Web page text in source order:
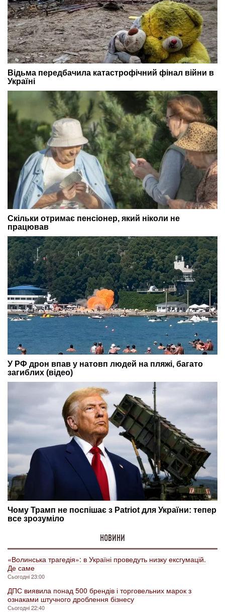
НОВИНИ
«Волинська трагедія»: в Україні проведуть низку ексгумацій.
Де саме
Сьогодні 23:00
ДПС виявила понад 500 брендів і торговельних марок з
ознаками штучного дроблення бізнесу
Сьогодні 22:40